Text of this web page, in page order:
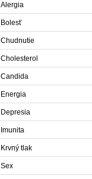
Alergia
Bolesť
Chudnutie
Cholesterol
Candida
Energia
Depresia
Imunita
Krvný tlak
Sex